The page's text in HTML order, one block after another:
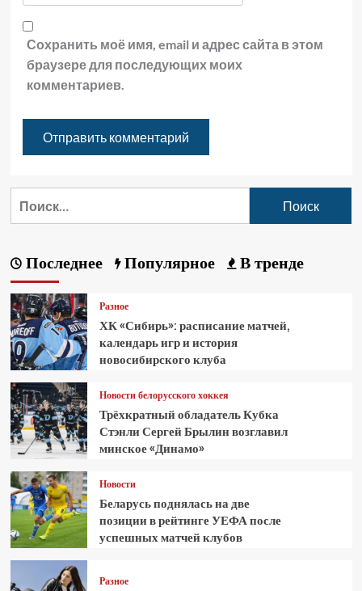
Сохранить моё имя, email и адрес сайта в этом
браузере для последующих моих
комментариев.
Последнее Популярное В тренде
Разное
ХК «Сибирь»: расписание матчей,
календарь игр и история
новосибирского клуба
Новости белорусского хоккея
Трёхкратный обладатель Кубка
Стэнли Сергей Брылин возглавил
минское «Динамо»
Новости
Беларусь поднялась на две
позиции в рейтинге УЕФА после
успешных матчей клубов
Разное